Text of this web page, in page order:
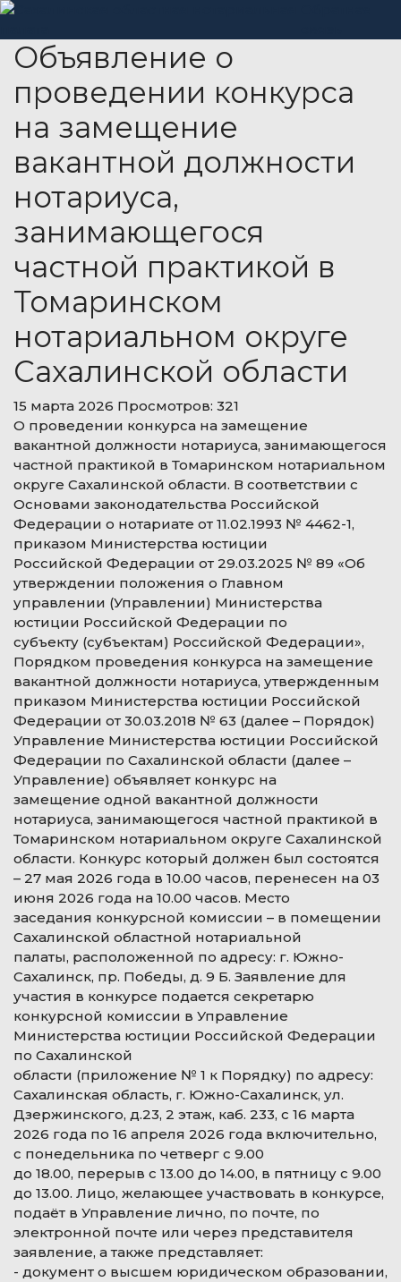
Объявление о
проведении конкурса
на замещение
вакантной должности
нотариуса,
занимающегося
частной практикой в
Томаринском
нотариальном округе
Сахалинской области
15 марта 2026 Просмотров: 321
О проведении конкурса на замещение
вакантной должности нотариуса, занимающегося
частной практикой в Томаринском нотариальном
округе Сахалинской области. В соответствии с
Основами законодательства Российской
Федерации о нотариате от 11.02.1993 № 4462-1,
приказом Министерства юстиции
Российской Федерации от 29.03.2025 № 89 «Об
утверждении положения о Главном
управлении (Управлении) Министерства
юстиции Российской Федерации по
субъекту (субъектам) Российской Федерации»,
Порядком проведения конкурса на замещение
вакантной должности нотариуса, утвержденным
приказом Министерства юстиции Российской
Федерации от 30.03.2018 № 63 (далее – Порядок)
Управление Министерства юстиции Российской
Федерации по Сахалинской области (далее –
Управление) объявляет конкурс на
замещение одной вакантной должности
нотариуса, занимающегося частной практикой в
Томаринском нотариальном округе Сахалинской
области. Конкурс который должен был состоятся
– 27 мая 2026 года в 10.00 часов, перенесен на 03
июня 2026 года на 10.00 часов. Место
заседания конкурсной комиссии – в помещении
Сахалинской областной нотариальной
палаты, расположенной по адресу: г. Южно-
Сахалинск, пр. Победы, д. 9 Б. Заявление для
участия в конкурсе подается секретарю
конкурсной комиссии в Управление
Министерства юстиции Российской Федерации
по Сахалинской
области (приложение № 1 к Порядку) по адресу:
Сахалинская область, г. Южно-Сахалинск, ул.
Дзержинского, д.23, 2 этаж, каб. 233, с 16 марта
2026 года по 16 апреля 2026 года включительно,
с понедельника по четверг с 9.00
до 18.00, перерыв с 13.00 до 14.00, в пятницу с 9.00
до 13.00. Лицо, желающее участвовать в конкурсе,
подаёт в Управление лично, по почте, по
электронной почте или через представителя
заявление, а также представляет:
- документ о высшем юридическом образовании,